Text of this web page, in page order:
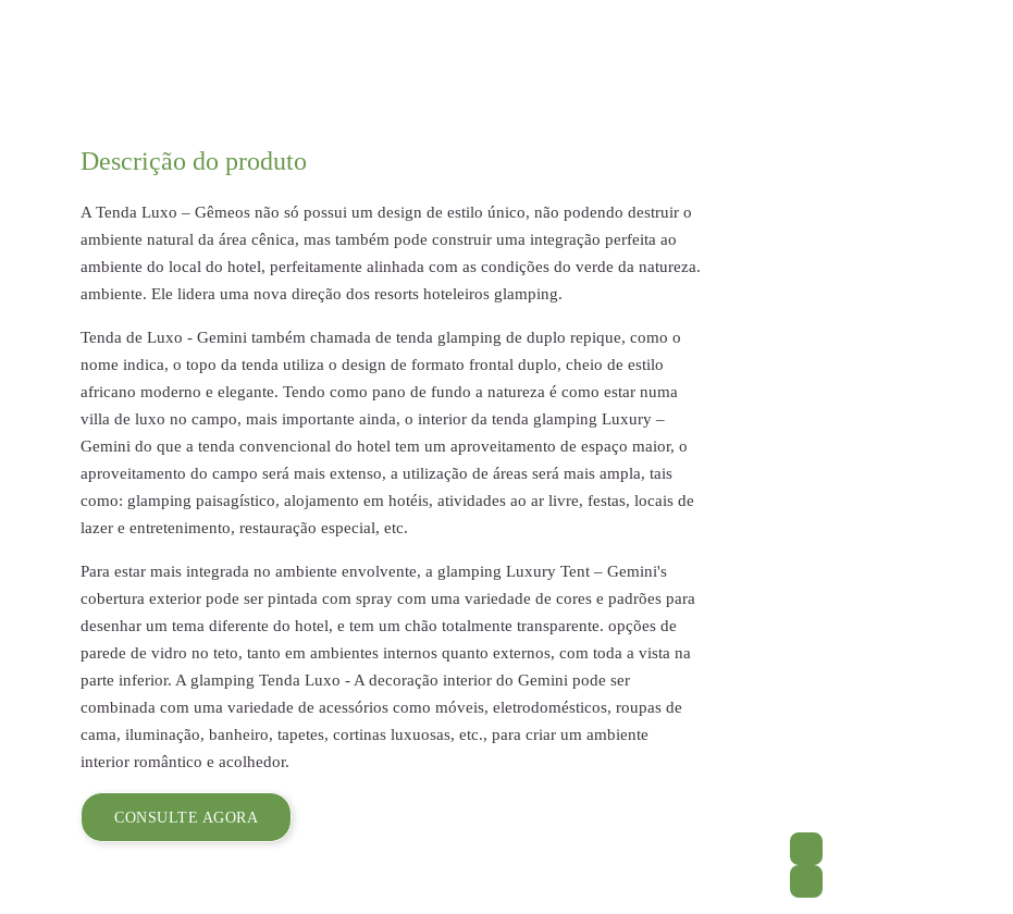
Descrição do produto
A Tenda Luxo – Gêmeos não só possui um design de estilo único, não podendo destruir o
ambiente natural da área cênica, mas também pode construir uma integração perfeita ao
ambiente do local do hotel, perfeitamente alinhada com as condições do verde da natureza.
ambiente. Ele lidera uma nova direção dos resorts hoteleiros glamping.
Tenda de Luxo - Gemini também chamada de tenda glamping de duplo repique, como o
nome indica, o topo da tenda utiliza o design de formato frontal duplo, cheio de estilo
africano moderno e elegante. Tendo como pano de fundo a natureza é como estar numa
villa de luxo no campo, mais importante ainda, o interior da tenda glamping Luxury –
Gemini do que a tenda convencional do hotel tem um aproveitamento de espaço maior, o
aproveitamento do campo será mais extenso, a utilização de áreas será mais ampla, tais
como: glamping paisagístico, alojamento em hotéis, atividades ao ar livre, festas, locais de
lazer e entretenimento, restauração especial, etc.
Para estar mais integrada no ambiente envolvente, a glamping Luxury Tent – Gemini's
cobertura exterior pode ser pintada com spray com uma variedade de cores e padrões para
desenhar um tema diferente do hotel, e tem um chão totalmente transparente. opções de
parede de vidro no teto, tanto em ambientes internos quanto externos, com toda a vista na
parte inferior. A glamping Tenda Luxo - A decoração interior do Gemini pode ser
combinada com uma variedade de acessórios como móveis, eletrodomésticos, roupas de
cama, iluminação, banheiro, tapetes, cortinas luxuosas, etc., para criar um ambiente
interior romântico e acolhedor.
CONSULTE AGORA